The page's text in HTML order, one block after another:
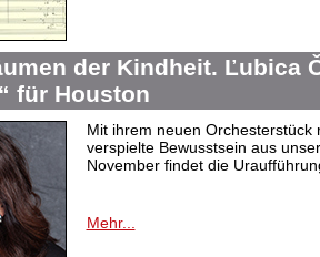
der Kindheit. Ľubica
für Houston
Mit ihrem neuen Orchesterstück
verspielte Bewusstsein aus
November findet die
Mehr...